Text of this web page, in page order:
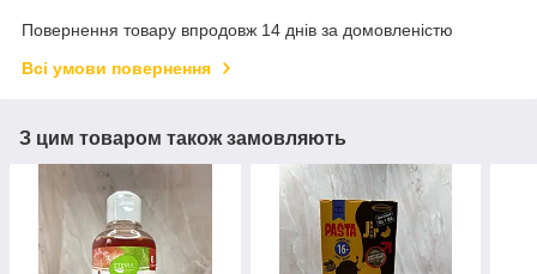
Повернення товару впродовж 14 днів за домовленістю
Всі умови повернення
З цим товаром також замовляють